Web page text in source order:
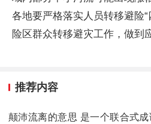
各地要严格落实人员转移避险
险区群众转移避灾工作，做到
推荐内容
颠沛流离的意思 是一个联合式